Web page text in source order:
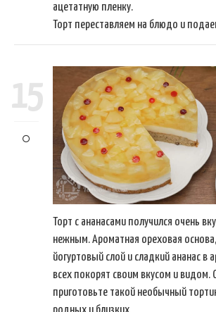
ацетатную пленку.
Торт переставляем на блюдо и
15
Торт с ананасами получился очень
нежным. Ароматная ореховая
йогуртовый слой и сладкий ананас в
всех покорят своим вкусом и видом.
приготовьте такой необычный